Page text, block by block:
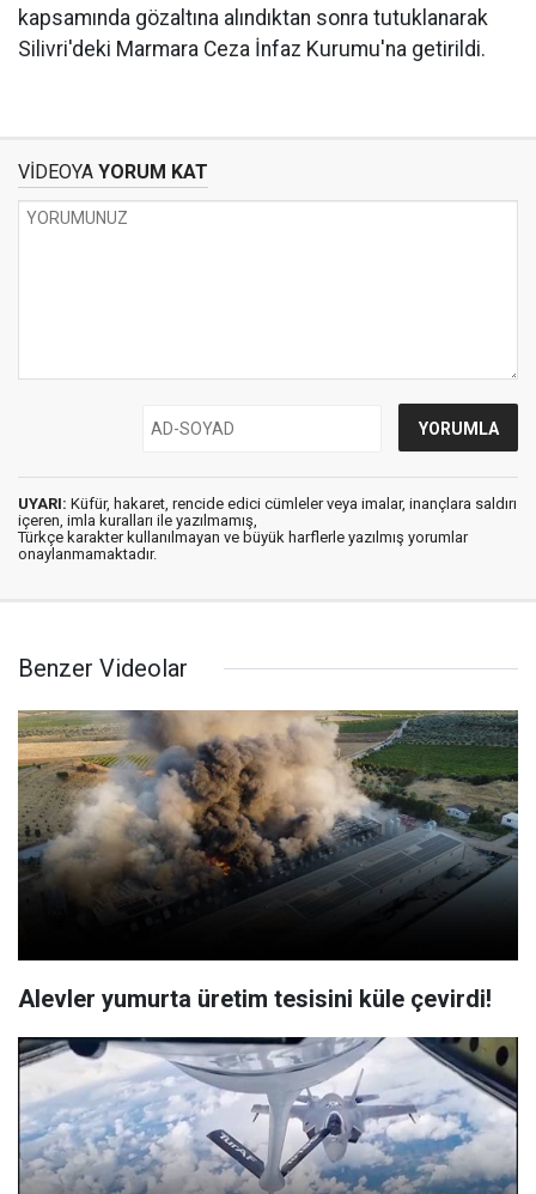
kapsamında gözaltına alındıktan sonra tutuklanarak
Silivri'deki Marmara Ceza İnfaz Kurumu'na getirildi.
VİDEOYA YORUM KAT
UYARI: Küfür, hakaret, rencide edici cümleler veya imalar, inançlara saldırı
içeren, imla kuralları ile yazılmamış,
Türkçe karakter kullanılmayan ve büyük harflerle yazılmış yorumlar
onaylanmamaktadır.
Benzer Videolar
Alevler yumurta üretim tesisini küle çevirdi!